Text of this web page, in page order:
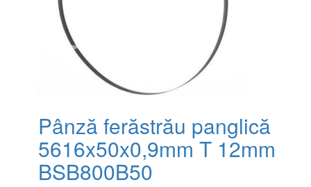
Pânză ferăstrău panglică
5616x50x0,9mm T 12mm
BSB800B50